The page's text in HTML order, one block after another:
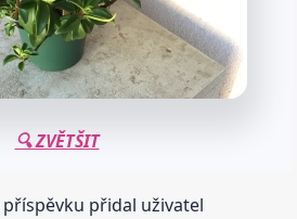
🔍 ZVĚTŠIT
přidal uživatel